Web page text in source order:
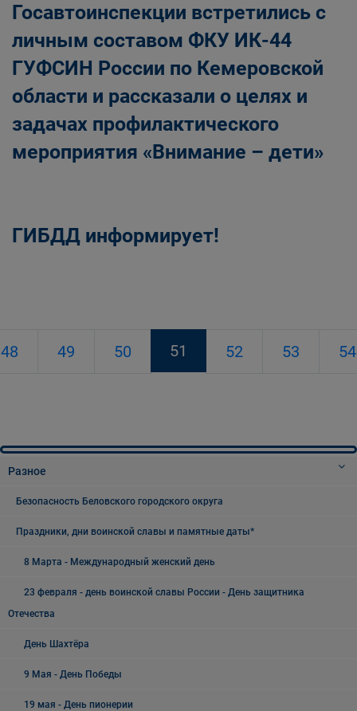
Госавтоинспекции встретились с
личным составом ФКУ ИК-44
ГУФСИН России по Кемеровской
области и рассказали о целях и
задачах профилактического
мероприятия «Внимание – дети»
ГИБДД информирует!
48 49 50 51 52 53 54
Разное
Безопасность Беловского городского округа
Праздники, дни воинской славы и памятные даты*
8 Марта - Международный женский день
23 февраля - день воинской славы России - День защитника
Отечества
День Шахтёра
9 Мая - День Победы
19 мая - День пионерии